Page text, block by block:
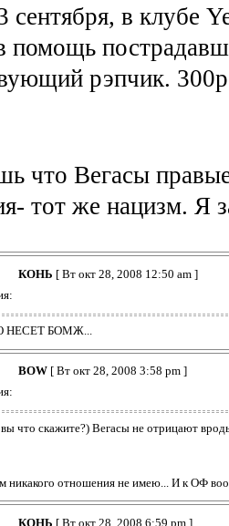
сентября, в клубе
помощь
рэпчик.
что Вегасы
тот же нацизм. Я
КОНЬ [ Вт окт 28, 2008 12:50 am ]
БОМЖ...
BOW[ Вт окт 28, 2008 3:58 pm ]
что скажите?) Вегасы не отрицают
отношения не имею... И к ОФ
КОНЬ [ Вт окт 28, 2008 6:59 pm ]